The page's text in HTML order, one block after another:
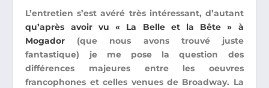
L’entretien s’est avéré très intéressant, d’autant
qu’après avoir vu « La Belle et la Bête » à
Mogador (que nous avons trouvé juste
fantastique) je me pose la question des
différences majeures entre les oeuvres
francophones et celles venues de Broadway. La